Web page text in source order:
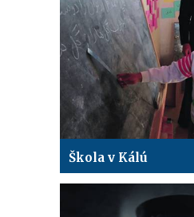
Škola v Kálú